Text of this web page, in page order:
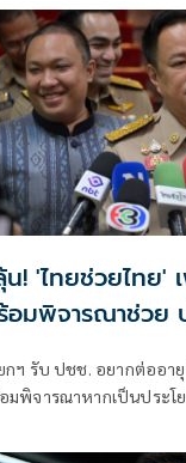
น! 'ไทยช่วยไทย'
มพิจารณาช่วย
กฯ รับ ปชช. อยากต่ออา
มพิจารณาหากเป็นประโ
นเดินตลาด 'ก็ลมมันเย็น'